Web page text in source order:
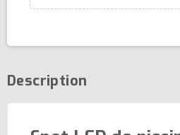
Description